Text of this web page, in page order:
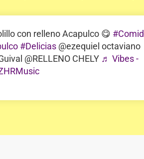
con relleno Acapulco 😋
#Delicias@ezequiel octaviano
@RELLENO CHELY ♬ Vibes -